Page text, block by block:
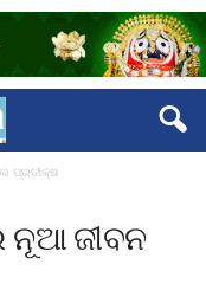
ପ୍ରତୀକ୍ଷ
ନୂଆ ଜୀବନ